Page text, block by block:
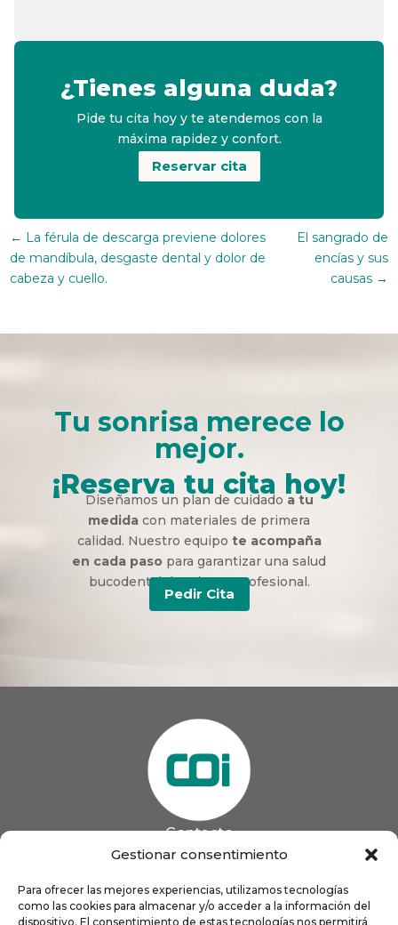
Gestionar consentimiento
Para ofrecer las mejores experiencias, utilizamos tecnologías
como las cookies para almacenar y/o acceder a la información del
dispositivo. El consentimiento de estas tecnologías nos permitirá
¿Tienes alguna duda?
Pide tu cita hoy y te atendemos con la
máxima rapidez y confort.
Reservar cita
← La férula de descarga previene dolores
de mandíbula, desgaste dental y dolor de
cabeza y cuello.
El sangrado de
encías y sus
causas→
Tu sonrisa merece lo
mejor.
¡Reserva tu cita hoy!
Diseñamos un plan de cuidado a tu
medida con materiales de primera
calidad. Nuestro equipo te acompaña
en cada paso para garantizar una salud
bucodental duradera y profesional.
Pedir Cita
Contacto
 coigijon@gmail.com
Horario
Lun 9:00 a 13:00 - 16:00 a 21:00